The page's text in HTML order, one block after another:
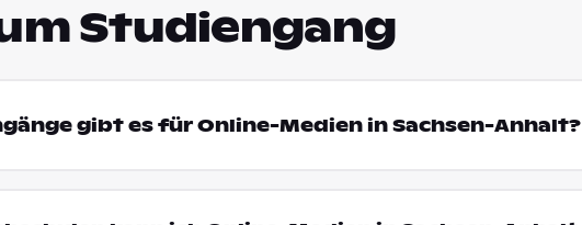
Studiengang
gibt es für Online-Medien in Sachsen-Anhalt?